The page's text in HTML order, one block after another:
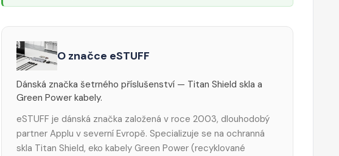
O značce eSTUFF
Dánská značka šetrného příslušenství — Titan Shield skla a
Green Power kabely.
eSTUFF je dánská značka založená v roce 2003, dlouhodobý
partner Applu v severní Evropě. Specializuje se na ochranná
skla Titan Shield, eko kabely Green Power (recyklované